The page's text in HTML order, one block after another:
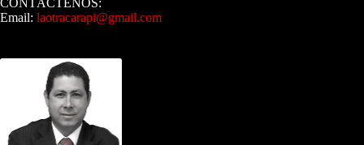
Email: laotracarapi@gmail.com